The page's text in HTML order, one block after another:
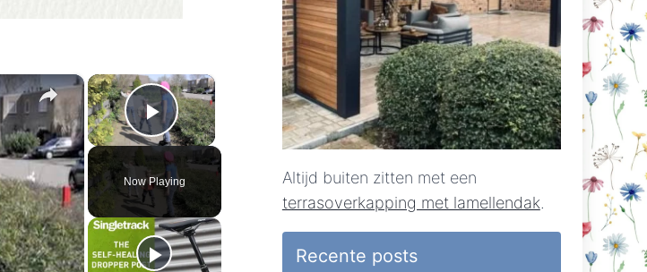
×
Play Video
Now Playing
×
Altijd buiten zitten met een
terrasoverkapping met lamellendak.
Recente posts